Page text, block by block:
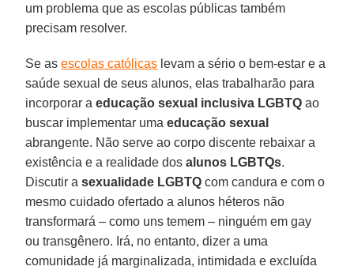
um problema que as escolas públicas também
precisam resolver.
Se asescolas católicas levam a sério o bem-estar e a
saúde sexual de seus alunos, elas trabalharão para
incorporar aeducação sexual inclusiva LGBTQ ao
buscar implementar umaeducação sexual
abrangente. Não serve ao corpo discente rebaixar a
existência e a realidade dosalunos LGBTQs.
Discutir asexualidade LGBTQ com candura e com o
mesmo cuidado ofertado a alunos héteros não
transformará – como uns temem – ninguém em gay
ou transgênero. Irá, no entanto, dizer a uma
comunidade já marginalizada, intimidada e excluída